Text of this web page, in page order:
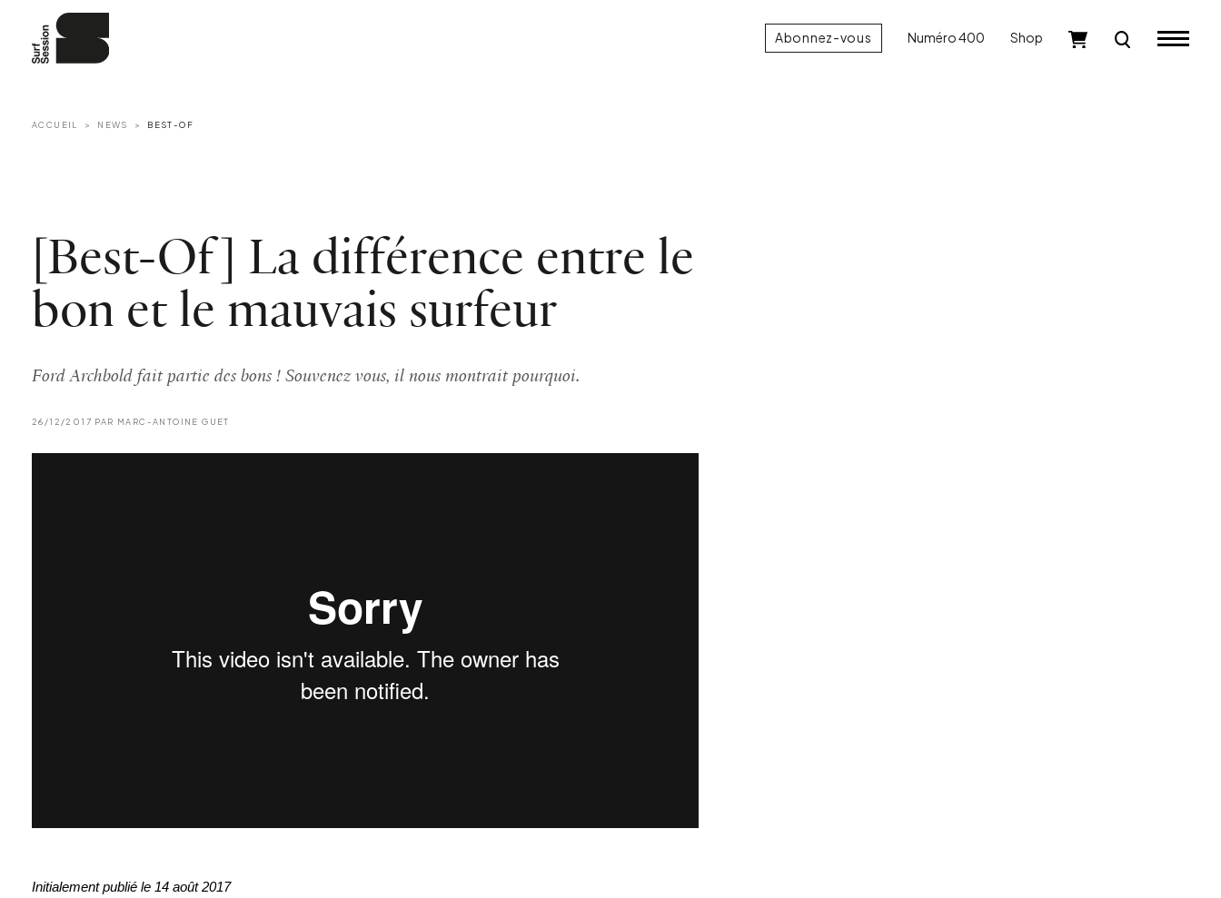
Abonnez-vous Numéro 400 Shop
ACCUEIL NEWS BEST-OF
[Best-Of] La différence entre le
bon et le mauvais surfeur
Ford Archbold fait partie des bons ! Souvenez vous, il nous montrait pourquoi.
26/12/2017 PAR MARC-ANTOINE GUET
Initialement publié le 14 août 2017